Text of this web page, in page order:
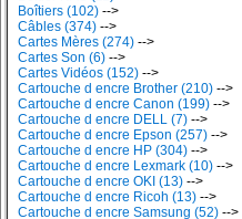
Boîtiers (102) -->
Câbles (374) -->
Cartes Mères (274) -->
Cartes Son (6) -->
Cartes Vidéos (152) -->
Cartouche d encre Brother (210) -->
Cartouche d encre Canon (199) -->
Cartouche d encre DELL (7) -->
Cartouche d encre Epson (257) -->
Cartouche d encre HP (304) -->
Cartouche d encre Lexmark (10) -->
Cartouche d encre OKI (13) -->
Cartouche d encre Ricoh (13) -->
Cartouche d encre Samsung (52) -->